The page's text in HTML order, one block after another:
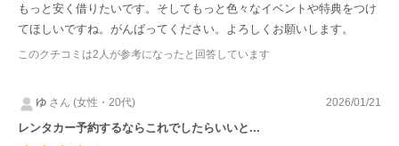
もっと安く借りたいです。そしてもっと色々なイベントや特典をつけ
てほしいですね。がんばってください。よろしくお願いします。
このクチコミは2 人が参考になったと回答しています
ゆ さん (女性・20代) 2026/01/21
レンタカー予約するならこれでしたらいいと...